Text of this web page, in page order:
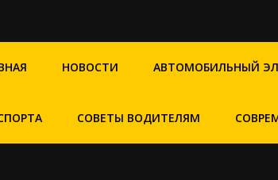
НОВОСТИ АВТОМОБИЛЬНЫЙ
СОВЕТЫ ВОДИТЕЛЯМ